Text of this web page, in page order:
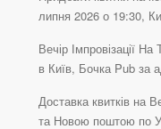
липня 2026 о 19:30,
Вечір Імпровізації
в Київ, Бочка Pub за
Доставка квитків на
та Новою поштою по